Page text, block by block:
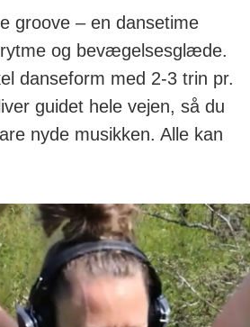
groove – en dansetime
og bevægelsesglæde.
danseform med 2-3 trin pr.
guidet hele vejen, så du
nyde musikken. Alle kan